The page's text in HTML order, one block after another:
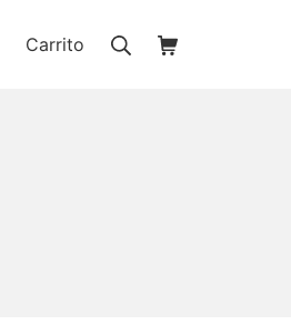
Carrito BuscarCarrito de la